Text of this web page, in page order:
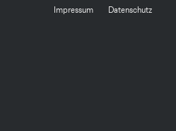
Impressum Datenschutz